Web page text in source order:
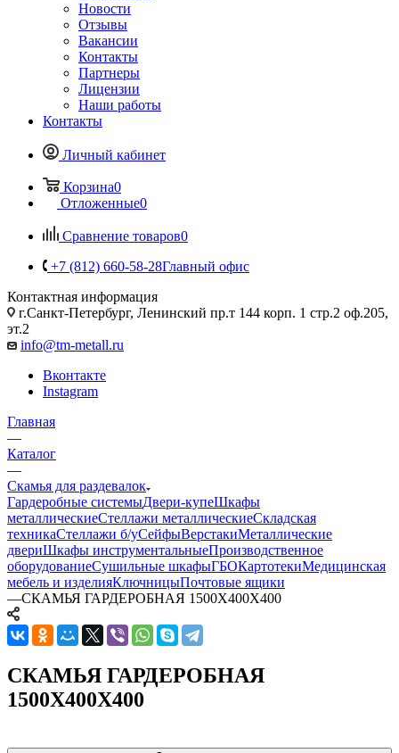
Новости
Отзывы
Вакансии
Контакты
Партнеры
Лицензии
Наши работы
Контакты
Личный кабинет
Корзина0
Отложенные0
Сравнение товаров0
+7 (812) 660-58-28Главный офис
Контактная информация
г.Санкт-Петербург, Ленинский пр.т 144 корп. 1 стр.2 оф.205,
эт.2
info@tm-metall.ru
Вконтакте
Instagram
Главная
—
Каталог
—
Скамья для раздевалок
Гардеробные системыДвери-купеШкафы
металлическиеСтеллажи металлическиеСкладская
техникаСтеллажи б/уСейфыВерстакиМеталлические
двериШкафы инструментальныеПроизводственное
оборудованиеСушильные шкафыГБОКартотекиМедицинская
мебель и изделияКлючницыПочтовые ящики
—СКАМЬЯ ГАРДЕРОБНАЯ 1500Х400Х400
СКАМЬЯ ГАРДЕРОБНАЯ
1500Х400Х400